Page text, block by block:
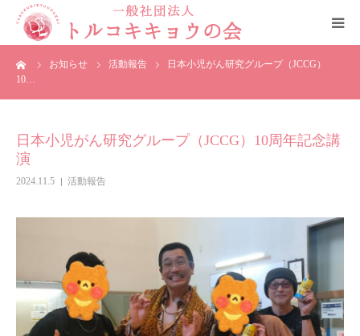
お知らせ 活動報告
日本小児がん研究グループ（JCCG）
10…
日本小児がん研究グループ（JCCG）10周年記念講
演
2024.11.5 活動報告
HOME
お問合せ・ご相談窓口
リンク